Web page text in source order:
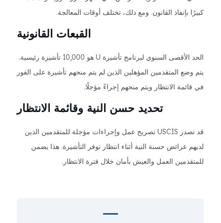
كبيرًا بإنفاذ القانون. ومع ذلك، تختلف أوقات المعالجة.
القبعات القانونية
الحد الأقصى السنوي لبرنامج تأشيرة U هو 10,000 تأشيرة رئيسية.
يتم وضع المتقدمين المؤهلين الذين لم يتم منحهم تأشيرة على الفور
في قائمة الانتظار ويتم منحهم إجراءً مؤجلًا.
تحديد حسن النية وقائمة الانتظار
قد تصدر USCIS تصريح عمل وإجراءات مؤجلة للمتقدمين الذين
لديهم عرائض حسنة النية أثناء انتظار توفر التأشيرة. هذا يضمن
للمتقدمين العمل والعيش بأمان خلال فترة الانتظار.